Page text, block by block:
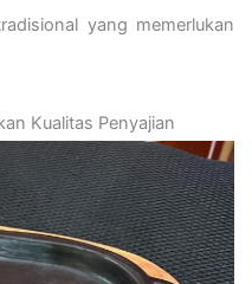
yang memerlukan
Kualitas Penyajian